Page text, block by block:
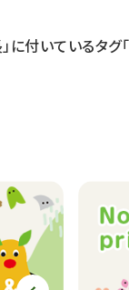
に付いているタグ